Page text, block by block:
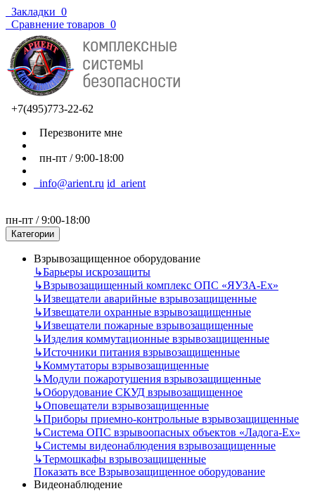
Закладки 0
Сравнение товаров 0
+7(495)773-22-62
Перезвоните мне
пн-пт / 9:00-18:00
info@arient.ru id_arient
пн-пт / 9:00-18:00
Категории
Взрывозащищенное оборудование
↳Барьеры искрозащиты
↳Взрывозащищенный комплекс ОПС «ЯУЗА-Ех»
↳Извещатели аварийные взрывозащищенные
↳Извещатели охранные взрывозащищенные
↳Извещатели пожарные взрывозащищенные
↳Изделия коммутационные взрывозащищенные
↳Источники питания взрывозащищенные
↳Коммутаторы взрывозащищенные
↳Модули пожаротушения взрывозащищенные
↳Оборудование СКУД взрывозащищенное
↳Оповещатели взрывозащищенные
↳Приборы приемно-контрольные взрывозащищенные
↳Система ОПС взрывоопасных объектов «Ладога-Ex»
↳Системы видеонаблюдения взрывозащищенные
↳Термошкафы взрывозащищенные
Показать все Взрывозащищенное оборудование
Видеонаблюдение